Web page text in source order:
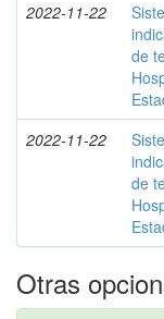
2022-11-22
de
2022-11-22
de
Otras